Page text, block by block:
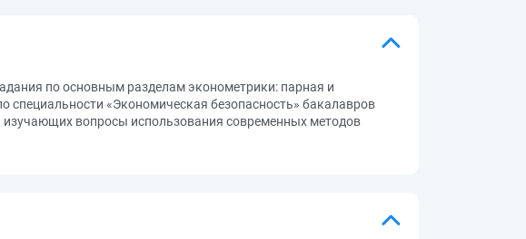
по основным разделам эконометрики: парная и
специальности «Экономическая безопасность» бакалавров
изучающих вопросы использования современных методов